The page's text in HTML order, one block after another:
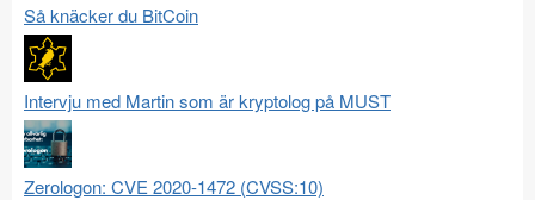
Så knäcker du BitCoin
Intervju med Martin som är kryptolog på MUST
Zerologon: CVE 2020-1472 (CVSS:10)